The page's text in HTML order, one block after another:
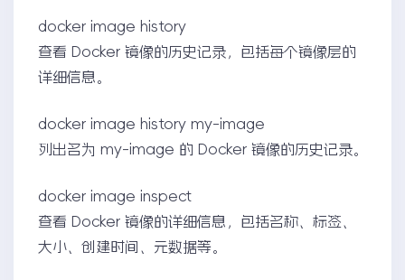
docker image history
查看 Docker 镜像的历史记录，包括每个镜像层的
详细信息。
docker image history my-image
列出名为 my-image 的 Docker 镜像的历史记录。
docker image inspect
查看 Docker 镜像的详细信息，包括名称、标签、
大小、创建时间、元数据等。